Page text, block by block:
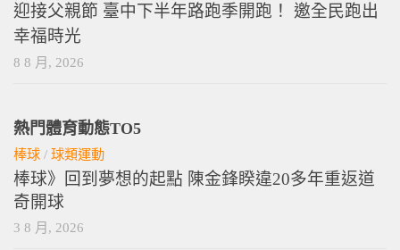
迎接父親節 臺中下半年路跑季開跑！ 邀全民跑出
幸福時光
8 8 月, 2026
熱門體育動態TO5
棒球 / 球類運動
棒球》回到夢想的起點 陳金鋒睽違20多年重返道
奇開球
3 8 月, 2026